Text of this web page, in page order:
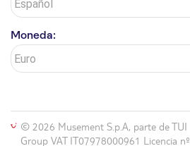
Moneda:
© 2026 Musement S.p.A, parte de TUI
Group VAT IT07978000961 Licencia nº